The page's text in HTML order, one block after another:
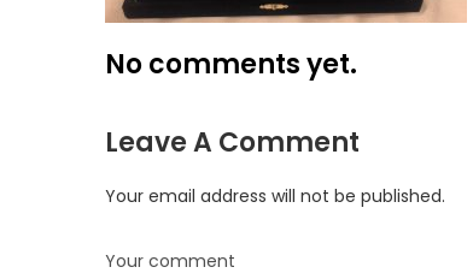
No comments yet.
Leave A Comment
Your email address will not be published.